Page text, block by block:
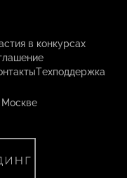
в конкурсах
Техподдержка
Москве